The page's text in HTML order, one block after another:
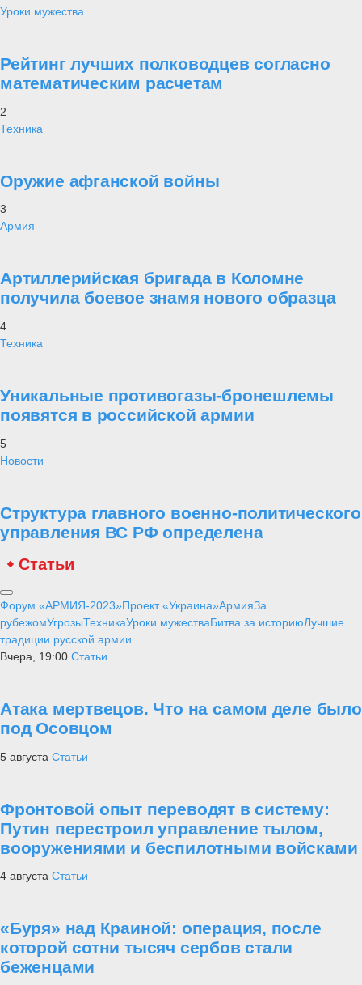
Уроки мужества
Рейтинг лучших полководцев согласно
математическим расчетам
2
Техника
Оружие афганской войны
3
Армия
Артиллерийская бригада в Коломне
получила боевое знамя нового образца
4
Техника
Уникальные противогазы-бронешлемы
появятся в российской армии
5
Новости
Структура главного военно-политического
управления ВС РФ определена
Статьи
Форум «АРМИЯ-2023»Проект «Украина»АрмияЗа
рубежомУгрозыТехникаУроки мужестваБитва за историюЛучшие
традиции русской армии
Вчера, 19:00 Статьи
Атака мертвецов. Что на самом деле было
под Осовцом
5 августа Статьи
Фронтовой опыт переводят в систему:
Путин перестроил управление тылом,
вооружениями и беспилотными войсками
4 августа Статьи
«Буря» над Краиной: операция, после
которой сотни тысяч сербов стали
беженцами